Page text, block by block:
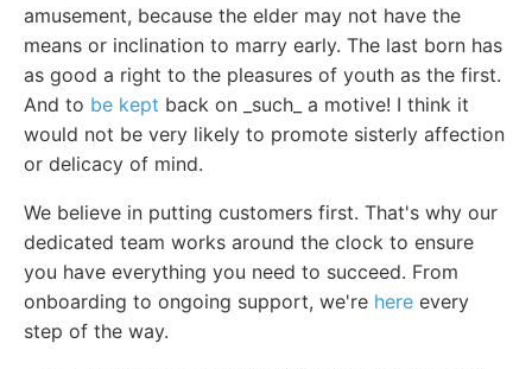
amusement, because the elder may not have the
means or inclination to marry early. The last born has
as good a right to the pleasures of youth as the first.
And to be kept back on _such_ a motive! I think it
would not be very likely to promote sisterly affection
or delicacy of mind.
We believe in putting customers first. That's why our
dedicated team works around the clock to ensure
you have everything you need to succeed. From
onboarding to ongoing support, we're here every
step of the way.